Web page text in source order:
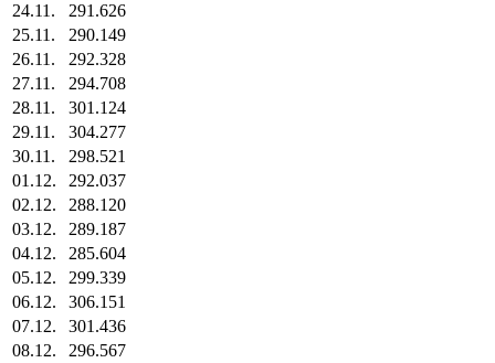
24.11.
291.626
25.11.
290.149
26.11.
292.328
27.11.
294.708
28.11.
301.124
29.11.
304.277
30.11.
298.521
01.12.
292.037
02.12.
288.120
03.12.
289.187
04.12.
285.604
05.12.
299.339
06.12.
306.151
07.12.
301.436
08.12.
296.567